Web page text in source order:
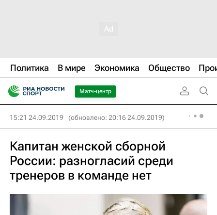
Политика В мире Экономика Общество
Матч-центр
15:21 24.09.2019 (обновлено: 20:16 24.09.2019)
Капитан женской сборной
России: разногласий среди
тренеров в команде нет